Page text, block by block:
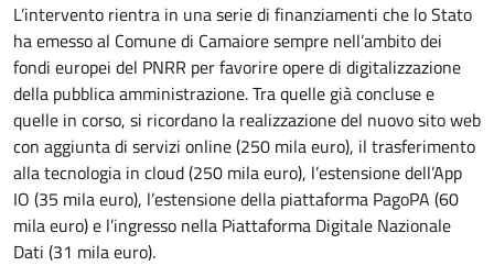
L’intervento rientra in una serie di finanziamenti che lo Stato
ha emesso al Comune di Camaiore sempre nell’ambito dei
fondi europei del PNRR per favorire opere di digitalizzazione
della pubblica amministrazione. Tra quelle già concluse e
quelle in corso, si ricordano la realizzazione del nuovo sito web
con aggiunta di servizi online (250 mila euro), il trasferimento
alla tecnologia in cloud (250 mila euro), l’estensione dell’App
IO (35 mila euro), l’estensione della piattaforma PagoPA (60
mila euro) e l’ingresso nella Piattaforma Digitale Nazionale
Dati (31 mila euro).